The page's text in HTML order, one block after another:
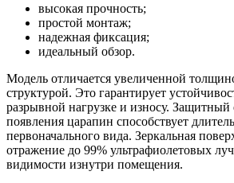
высокая прочность;
простой монтаж;
надежная фиксация;
идеальный обзор.
Модель отличается увеличенной
структурой. Это гарантирует
разрывной нагрузке и износу. Защитный
появления царапин способствует
первоначального вида. Зеркальная
отражение до 99% ультрафиолетовых
видимости изнутри помещения.